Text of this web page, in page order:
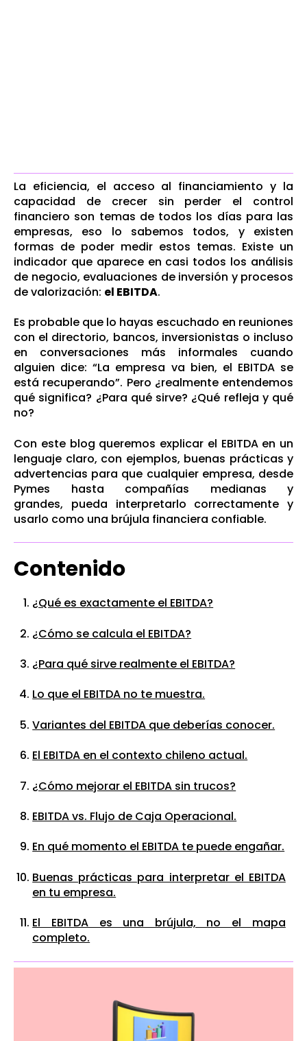
La eficiencia, el acceso al financiamiento y la
capacidad de crecer sin perder el control
financiero son temas de todos los días para las
empresas, eso lo sabemos todos, y existen
formas de poder medir estos temas. Existe un
indicador que aparece en casi todos los análisis
de negocio, evaluaciones de inversión y procesos
de valorización: el EBITDA.
Es probable que lo hayas escuchado en reuniones
con el directorio, bancos, inversionistas o incluso
en conversaciones más informales cuando
alguien dice: “La empresa va bien, el EBITDA se
está recuperando”. Pero ¿realmente entendemos
qué significa? ¿Para qué sirve? ¿Qué refleja y qué
no?
Con este blog queremos explicar el EBITDA en un
lenguaje claro, con ejemplos, buenas prácticas y
advertencias para que cualquier empresa, desde
Pymes hasta compañías medianas y
grandes, pueda interpretarlo correctamente y
usarlo como una brújula financiera confiable.
Contenido
¿Qué es exactamente el EBITDA?
¿Cómo se calcula el EBITDA?
¿Para qué sirve realmente el EBITDA?
Lo que el EBITDA no te muestra.
Variantes del EBITDA que deberías conocer.
El EBITDA en el contexto chileno actual.
¿Cómo mejorar el EBITDA sin trucos?
EBITDA vs. Flujo de Caja Operacional.
En qué momento el EBITDA te puede engañar.
Buenas prácticas para interpretar el EBITDA
en tu empresa.
El EBITDA es una brújula, no el mapa
completo.